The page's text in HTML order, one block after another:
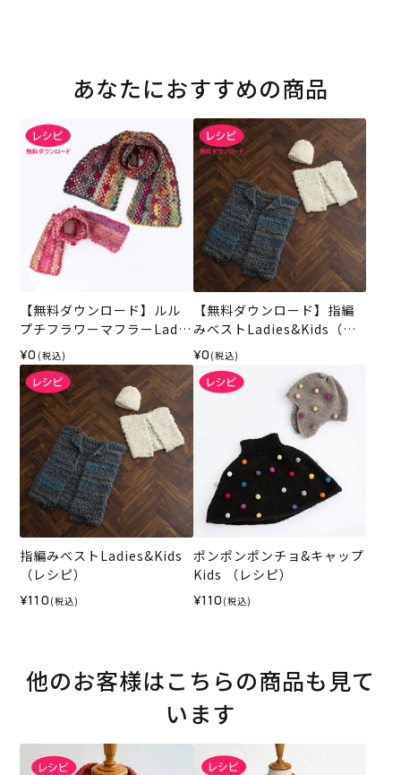
あなたにおすすめの商品
【無料ダウンロード】ルル
プチフラワーマフラーLadie
s&Kids （レシピ）
¥0 (税込)
【無料ダウンロード】指編
みベストLadies&Kids（レ
シピ）
¥0 (税込)
指編みベストLadies&Kids
（レシピ）
¥110 (税込)
ポンポンポンチョ&キャップ
Kids （レシピ）
¥110 (税込)
他のお客様はこちらの商品も見て
います